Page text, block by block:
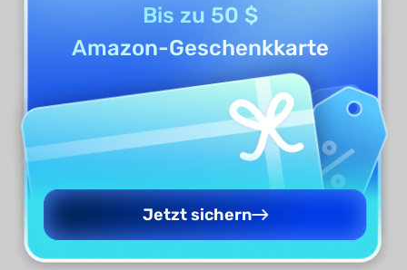
Bis zu 50 $
Amazon-Geschenkkarte
Jetzt sichern